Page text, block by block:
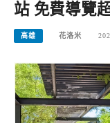
站 免費導覽
高雄 花洛米